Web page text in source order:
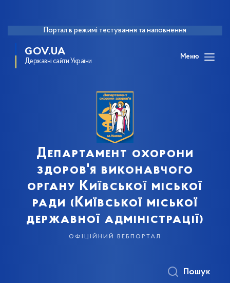
Портал в режимі тестування та наповнення
GOV.UA
Державні сайти України
Меню
Департамент охорони
здоров'я виконавчого
органу Київської міської
ради (Київської міської
державної адміністрації)
офіційний вебпортал
Пошук